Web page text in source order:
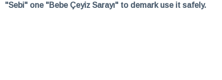
"Sebi" one "Bebe Çeyiz Sarayı" to demark use it safely.